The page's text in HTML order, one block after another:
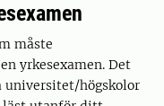
måste
yrkesexamen. Det
universitet/högskolor